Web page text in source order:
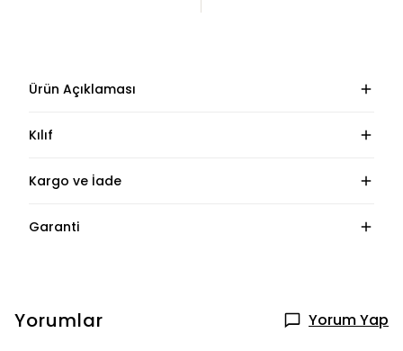
Ürün Açıklaması
Kılıf
Kargo ve İade
Garanti
Yorumlar Yorum Yap